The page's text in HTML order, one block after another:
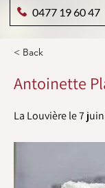
0477 19 60 47
< Back
Antoinette
La Louvière le 7